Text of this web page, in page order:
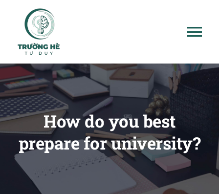
Giới thiệu
Mục tiêu
Lịch trình
Giảng viên
How do you best
prepare for university?